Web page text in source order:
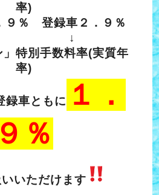
率)
９％ 登録車２．９％
」特別手数料率(実質年
率)
車ともに
１．
９％
いただけます